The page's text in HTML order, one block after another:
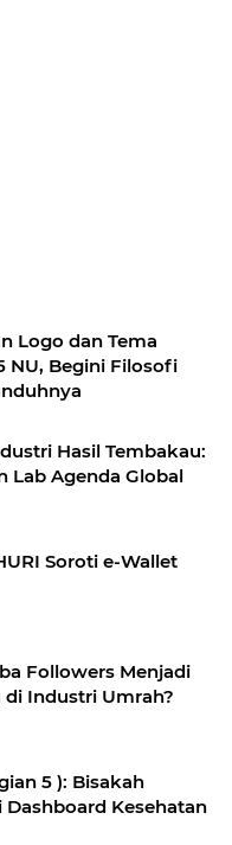
Logo dan Tema
NU, Begini Filosofi
Hasil Tembakau:
Lab Agenda Global
Soroti e-Wallet
Followers Menjadi
di Industri Umrah?
5 ): Bisakah
Kesehatan